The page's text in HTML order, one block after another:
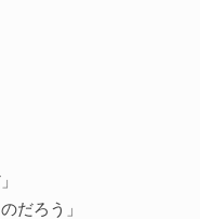
だろう」